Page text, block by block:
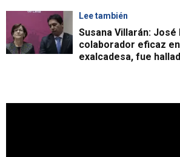
Lee también
Susana Villarán:
colaborador eficaz
exalcadesa, fue